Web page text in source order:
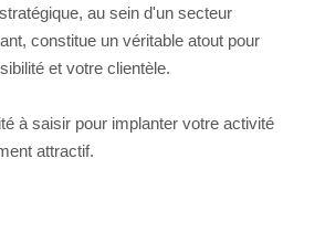
au sein d'un secteur
constitue un véritable atout pour
et votre clientèle.
à saisir pour implanter votre activité
attractif.